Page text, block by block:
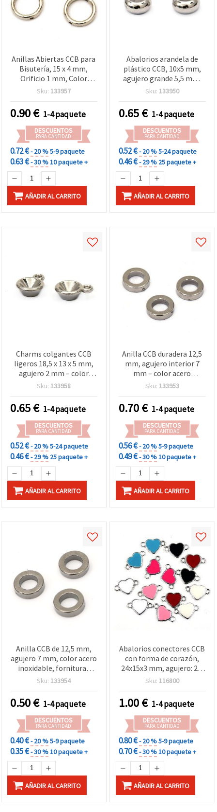
Anillas Abiertas CCB para
Bisutería, 15 x 4 mm,
Orificio 1 mm, Color
Dorado, 50 uds,
Pendientes, Pulseras y
Collares, Manualidades
DIY
Sku: 133957
0.90€ 1-4 paquete
DESCUENTOS
PARA CANTIDAD
0.72 €- 20 %5-9 paquete
0.63 €- 30 %10 paquete +
AÑADIR AL CARRITO
Abalorios arandela de
plástico CCB, 10x5 mm,
agujero grande 5,5 mm,
color plata (acabado
80 uds), para bisutería y
manualidades
Sku: 133950
0.65€ 1-4 paquete
DESCUENTOS
PARA CANTIDAD
0.52 €- 20 %5-24 paquete
0.46 €- 29 % 25 paquete +
AÑADIR AL CARRITO
Charms colgantes CCB
ligeros 18,5 x 13 x 5 mm,
agujero 2 mm – color
plata, 20 g (~44 uds.) para
bisutería y manualidades
Sku: 133958
0.65€ 1-4 paquete
DESCUENTOS
PARA CANTIDAD
0.52 €- 20 %5-24 paquete
0.46 €- 29 % 25 paquete +
AÑADIR AL CARRITO
Anilla CCB duradera 12,5
mm, agujero interior 7
mm – color acero
inoxidable, 20 g (~60 uds)
de bisutería y
manualidades
Sku: 133953
0.70€ 1-4 paquete
DESCUENTOS
PARA CANTIDAD
0.56 €- 20 %5-9 paquete
0.49 €- 30 %10 paquete +
AÑADIR AL CARRITO
Anilla CCB de 12,5 mm,
agujero 7 mm, color acero
inoxidable, fornituras
para bisutería - 20 g (~71
Sku: 133954
0.50€ 1-4 paquete
DESCUENTOS
PARA CANTIDAD
0.40 €- 20 %5-9 paquete
0.35 €- 30 %10 paquete +
AÑADIR AL CARRITO
Abalorios conectores CCB
con forma de corazón,
24x15x3 mm, agujero: 2,5
mm, colores mixtos -
Sku: 116800
1.00€ 1-4 paquete
DESCUENTOS
PARA CANTIDAD
0.80 €- 20 %5-9 paquete
0.70 €- 30 %10 paquete +
AÑADIR AL CARRITO